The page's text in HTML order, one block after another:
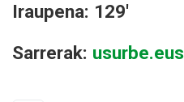
Iraupena: 129'
Sarrerak: usurbe.eus